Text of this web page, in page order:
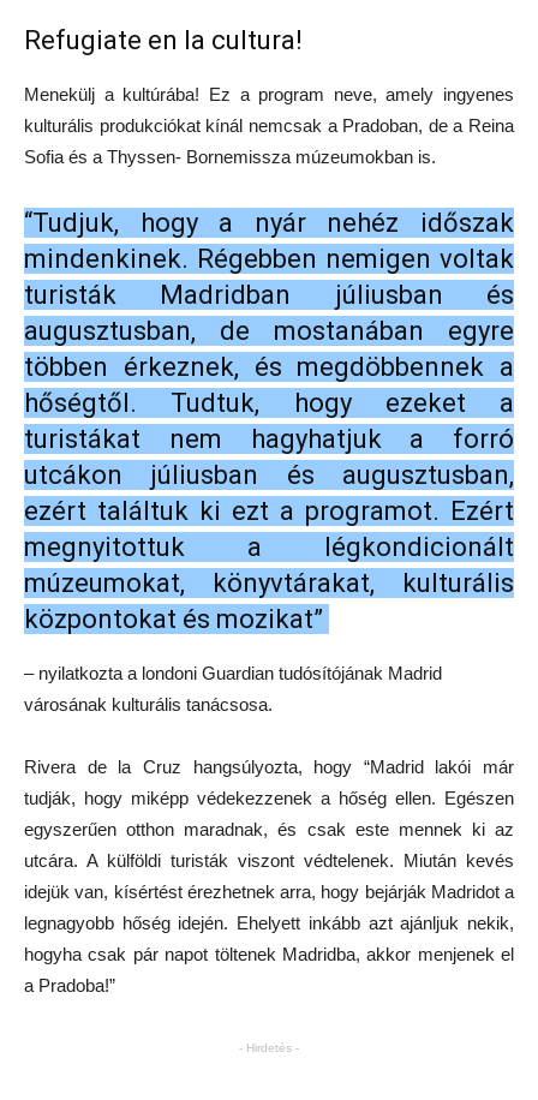
Refugiate en la cultura!
Menekülj a kultúrába! Ez a program neve, amely ingyenes
kulturális produkciókat kínál nemcsak a Pradoban, de a Reina
Sofia és a Thyssen- Bornemissza múzeumokban is.
“Tudjuk, hogy a nyár nehéz időszak
mindenkinek. Régebben nemigen voltak
turisták Madridban júliusban és
augusztusban, de mostanában egyre
többen érkeznek, és megdöbbennek a
hőségtől. Tudtuk, hogy ezeket a
turistákat nem hagyhatjuk a forró
utcákon júliusban és augusztusban,
ezért találtuk ki ezt a programot. Ezért
megnyitottuk a légkondicionált
múzeumokat, könyvtárakat, kulturális
központokat és mozikat”
– nyilatkozta a londoni Guardian tudósítójának Madrid
városának kulturális tanácsosa.
Rivera de la Cruz hangsúlyozta, hogy “Madrid lakói már
tudják, hogy miképp védekezzenek a hőség ellen. Egészen
egyszerűen otthon maradnak, és csak este mennek ki az
utcára. A külföldi turisták viszont védtelenek. Miután kevés
idejük van, kísértést érezhetnek arra, hogy bejárják Madridot a
legnagyobb hőség idején. Ehelyett inkább azt ajánljuk nekik,
hogyha csak pár napot töltenek Madridba, akkor menjenek el
a Pradoba!”
- Hirdetés -